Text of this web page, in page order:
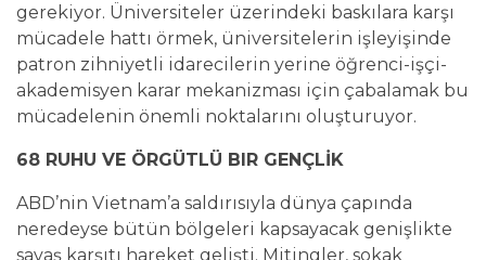
gerekiyor. Üniversiteler üzerindeki baskılara karşı
mücadele hattı örmek, üniversitelerin işleyişinde
patron zihniyetli idarecilerin yerine öğrenci-işçi-
akademisyen karar mekanizması için çabalamak bu
mücadelenin önemli noktalarını oluşturuyor.
68 RUHU VE ÖRGÜTLÜ BIR GENÇLİK
ABD’nin Vietnam’a saldırısıyla dünya çapında
neredeyse bütün bölgeleri kapsayacak genişlikte
savaş karşıtı hareket gelişti. Mitingler, sokak